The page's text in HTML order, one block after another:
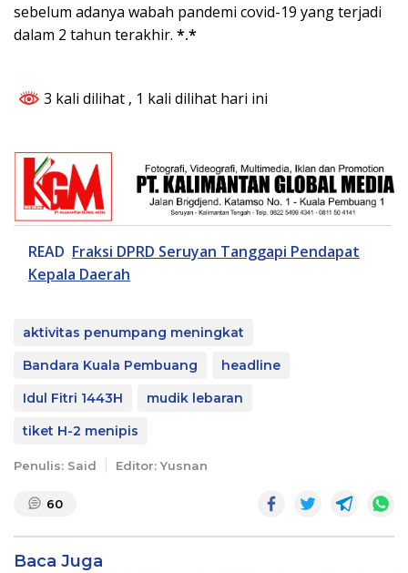
sebelum adanya wabah pandemi covid-19 yang terjadi
dalam 2 tahun terakhir. *.*
3 kali dilihat , 1 kali dilihat hari ini
READ Fraksi DPRD Seruyan Tanggapi Pendapat
Kepala Daerah
aktivitas penumpang meningkat
Bandara Kuala Pembuang
headline
Idul Fitri 1443H
mudik lebaran
tiket H-2 menipis
Penulis: Said Editor: Yusnan
60
Baca Juga